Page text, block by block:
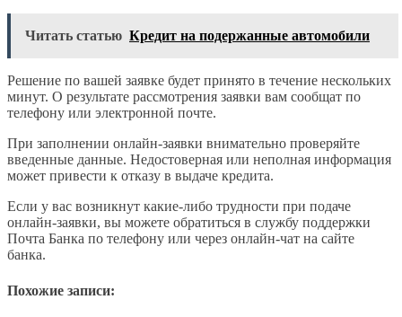
Читать статью Кредит на подержанные автомобили
Решение по вашей заявке будет принято в течение нескольких
минут. О результате рассмотрения заявки вам сообщат по
телефону или электронной почте.
При заполнении онлайн-заявки внимательно проверяйте
введенные данные. Недостоверная или неполная информация
может привести к отказу в выдаче кредита.
Если у вас возникнут какие-либо трудности при подаче
онлайн-заявки, вы можете обратиться в службу поддержки
Почта Банка по телефону или через онлайн-чат на сайте
банка.
Похожие записи: